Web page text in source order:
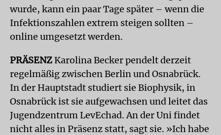
wurde, kann ein paar Tage später – wenn die
Infektionszahlen extrem steigen sollten –
online umgesetzt werden.
PRÄSENZKarolina Becker pendelt derzeit
regelmäßig zwischen Berlin und Osnabrück.
In der Hauptstadt studiert sie Biophysik, in
Osnabrück ist sie aufgewachsen und leitet das
Jugendzentrum LevEchad. An der Uni findet
nicht alles in Präsenz statt, sagt sie. »Ich habe